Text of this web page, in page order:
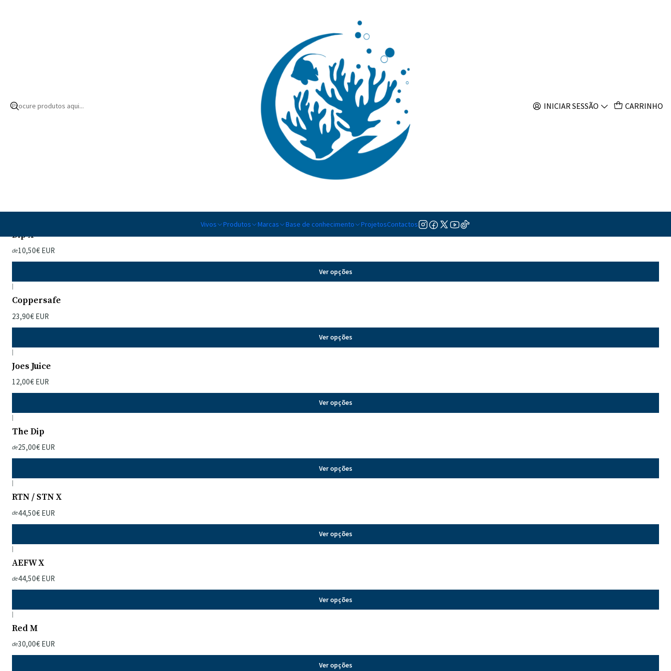
INICIAR SESSÃO CARRINHO
Vivos Produtos Marcas Base de conhecimento ProjetosContactos
Tratamentos de Pragas
Af Protect Dip
Ver opções
Dip X
de10,50€ EUR
Ver opções
|
Coppersafe
23,90€ EUR
Ver opções
|
Joes Juice
12,00€ EUR
Ver opções
|
The Dip
de25,00€ EUR
Ver opções
|
RTN / STN X
de44,50€ EUR
Ver opções
|
AEFW X
de44,50€ EUR
Ver opções
|
Red M
de30,00€ EUR
Ver opções